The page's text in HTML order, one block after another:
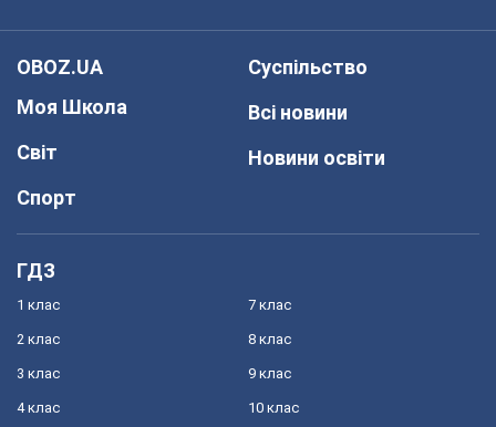
OBOZ.UA
Моя Школа
Світ
Спорт
Суспільство
Всі новини
Новини освіти
ГДЗ
1 клас
2 клас
3 клас
4 клас
7 клас
8 клас
9 клас
10 клас